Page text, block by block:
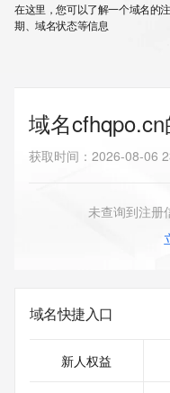
在这里，您可以了解一个域名的
期、域名状态等信息
域名
获取时间 ： 2026-08-06
未查询到注册
域名快捷入口
新人权益